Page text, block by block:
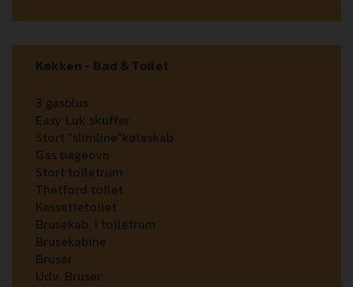
Køkken - Bad & Toilet
3 gasblus
Easy Luk skuffer
Stort "slimline"køleskab
Gas bageovn
Stort toiletrum
Thetford toilet
Kassettetoilet
Brusekab. i toiletrum
Brusekabine
Bruser
Udv. Bruser